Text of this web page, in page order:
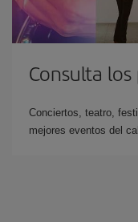
Consulta
Conciertos, teatro,
mejores eventos del